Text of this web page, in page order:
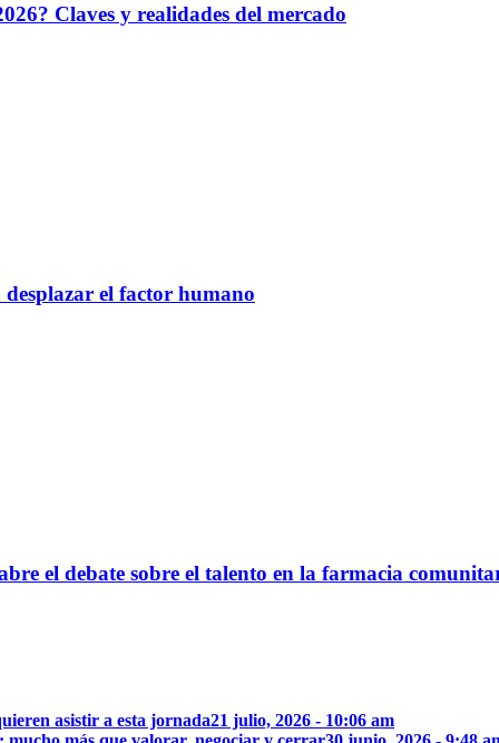
Claves y realidades del mercado
el factor humano
el debate sobre el talento en la farmacia
asistir a esta jornada21 julio, 2026 - 10:06 am